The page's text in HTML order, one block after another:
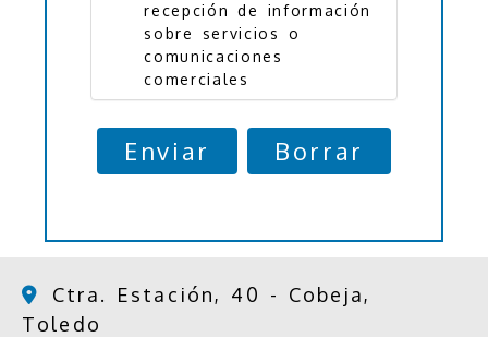
recepción de información
sobre servicios o
comunicaciones
comerciales
Enviar Borrar
Ctra. Estación, 40 - Cobeja,
Toledo